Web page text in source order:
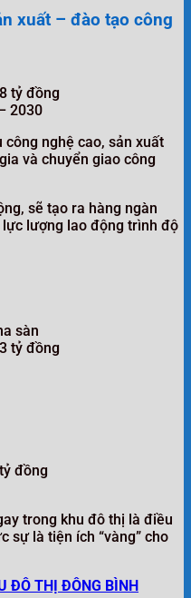
xuất – đào tạo công
tỷ đồng
2030
nghệ cao, sản xuất
và chuyển giao công
sẽ tạo ra hàng ngàn
lượng lao động trình độ
sàn
tỷ đồng
đồng
trong khu đô thị là điều
sự là tiện ích “vàng” cho
ĐÔ THỊ ĐÔNG BÌNH